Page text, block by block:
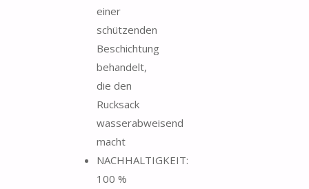
einer
schützenden
Beschichtung
behandelt,
die den
Rucksack
wasserabweisend
macht
NACHHALTIGKEIT:
100 %